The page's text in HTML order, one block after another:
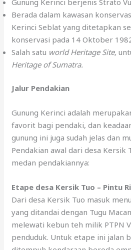
Berada dalam kawasan
Kerinci Seblat yang ditetapkan
konservasi pada 14 Oktober
Salah satu world Heritage Site,
Heritage of Sumatra.
Jalur Pendakian
Gunung Kerinci adalah
favorit bagi pendaki, dan
gunung ini juga sudah jelas dan
Pendakian awal dari desa Kersik
medan pendakiannya:
Etape desa Kersik Tuo – Pintu
Dari desa Kersik Tuo masuk
yang ditandai dengan Tugu
melewati kebun teh milik PTPN
penduduk. Untuk etape ini jalan